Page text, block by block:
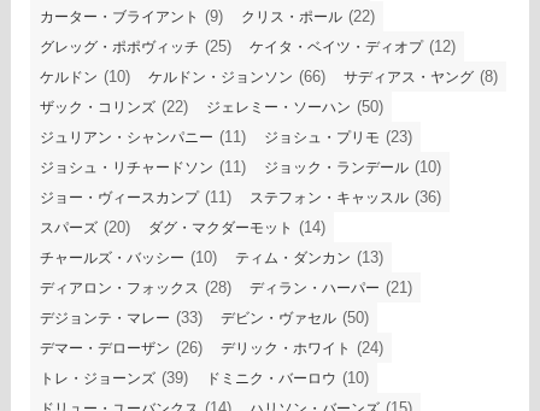
カーター・ブライアント (9) クリス・ポール (22)
グレッグ・ポポヴィッチ (25) ケイタ・ベイツ・ディオプ(12)
ケルドン (10) ケルドン・ジョンソン (66) サディアス・ヤング (8)
ザック・コリンズ (22) ジェレミー・ソーハン (50)
ジュリアン・シャンパニー (11) ジョシュ・プリモ (23)
ジョシュ・リチャードソン (11) ジョック・ランデール (10)
ジョー・ヴィースカンプ(11) ステフォン・キャッスル (36)
スパーズ (20) ダグ・マクダーモット (14)
チャールズ・バッシー (10) ティム・ダンカン (13)
ディアロン・フォックス (28) ディラン・ハーパー (21)
デジョンテ・マレー (33) デビン・ヴァセル (50)
デマー・デローザン (26) デリック・ホワイト (24)
トレ・ジョーンズ (39) ドミニク・バーロウ (10)